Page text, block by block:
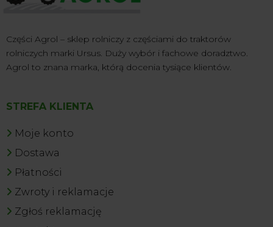
Części Agrol – sklep rolniczy z częściami do traktorów
rolniczych marki Ursus. Duży wybór i fachowe doradztwo.
Agrol to znana marka, którą docenia tysiące klientów.
STREFA KLIENTA
Moje konto
Dostawa
Płatności
Zwroty i reklamacje
Zgłoś reklamację